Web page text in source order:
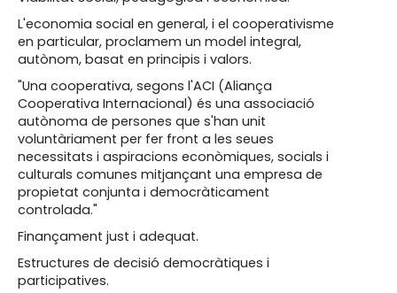
L'economia social en general, i el cooperativisme
en particular, proclamem un model integral,
autònom, basat en principis i valors.
"Una cooperativa, segons l'ACI (Aliança
Cooperativa Internacional) és una associació
autònoma de persones que s'han unit
voluntàriament per fer front a les seues
necessitats i aspiracions econòmiques, socials i
culturals comunes mitjançant una empresa de
propietat conjunta i democràticament
controlada."
Finançament just i adequat.
Estructures de decisió democràtiques i
participatives.